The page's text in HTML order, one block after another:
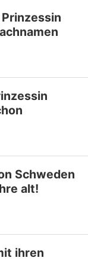
Schweden
alt!
ihren